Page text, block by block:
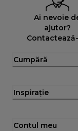
Ai nevoie
ajutor?
Cumpără
Inspirație
Contul meu